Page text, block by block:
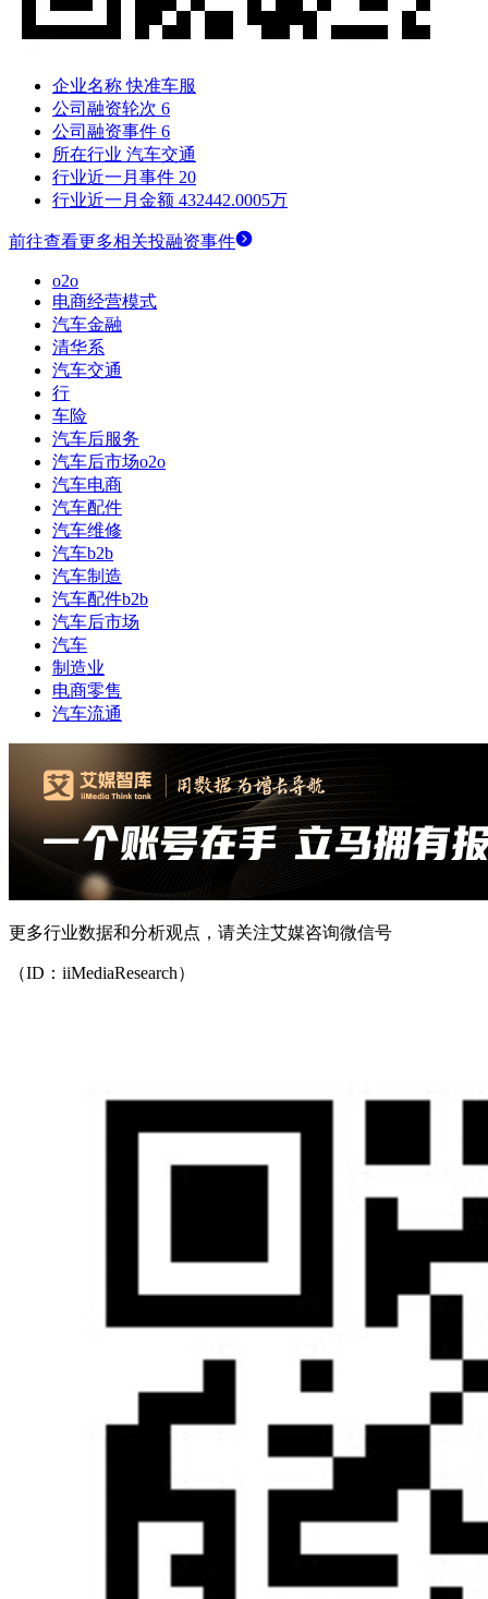
企业名称 快准车服
公司融资轮次 6
公司融资事件 6
所在行业 汽车交通
行业近一月事件 20
行业近一月金额 432442.0005万
前往查看更多相关投融资事件
o2o
电商经营模式
汽车金融
清华系
汽车交通
行
车险
汽车后服务
汽车后市场o2o
汽车电商
汽车配件
汽车维修
汽车b2b
汽车制造
汽车配件b2b
汽车后市场
汽车
制造业
电商零售
汽车流通
更多行业数据和分析观点，请关注艾媒咨询微信号
（ID：iiMediaResearch）